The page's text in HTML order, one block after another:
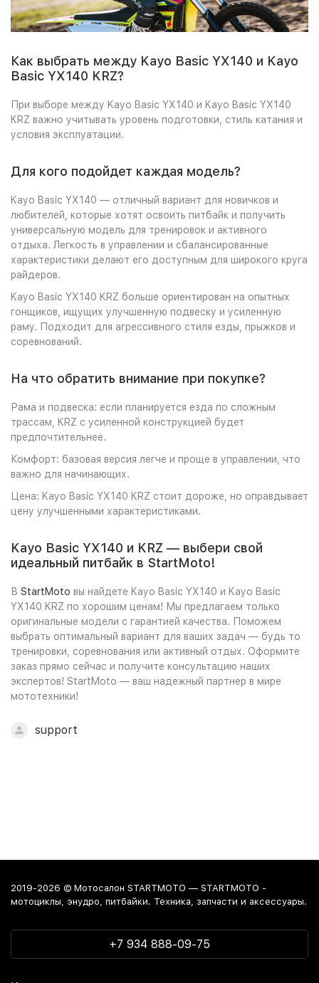
Как выбрать между Kayo Basic YX140 и Kayo
Basic YX140 KRZ?
При выборе между Kayo Basic YX140 и Kayo Basic YX140
KRZ важно учитывать уровень подготовки, стиль катания и
условия эксплуатации.
Для кого подойдет каждая модель?
Kayo Basic YX140 — отличный вариант для новичков и
любителей, которые хотят освоить питбайк и получить
универсальную модель для тренировок и активного
отдыха. Легкость в управлении и сбалансированные
характеристики делают его доступным для широкого круга
райдеров.
Kayo Basic YX140 KRZ больше ориентирован на опытных
гонщиков, ищущих улучшенную подвеску и усиленную
раму. Подходит для агрессивного стиля езды, прыжков и
соревнований.
На что обратить внимание при покупке?
Рама и подвеска: если планируется езда по сложным
трассам, KRZ с усиленной конструкцией будет
предпочтительнее.
Комфорт: базовая версия легче и проще в управлении, что
важно для начинающих.
Цена: Kayo Basic YX140 KRZ стоит дороже, но оправдывает
цену улучшенными характеристиками.
Kayo Basic YX140 и KRZ — выбери свой
идеальный питбайк в StartMoto!
В StartMoto вы найдете Kayo Basic YX140 и Kayo Basic
YX140 KRZ по хорошим ценам! Мы предлагаем только
оригинальные модели с гарантией качества. Поможем
выбрать оптимальный вариант для ваших задач — будь то
тренировки, соревнования или активный отдых. Оформите
заказ прямо сейчас и получите консультацию наших
экспертов! StartMoto — ваш надежный партнер в мире
мототехники!
support
2019-2026 © Мотосалон STARTMOTO — STARTMOTO -
мотоциклы, энудро, питбайки. Техника, запчасти и аксессуары.
+7 934 888-09-75